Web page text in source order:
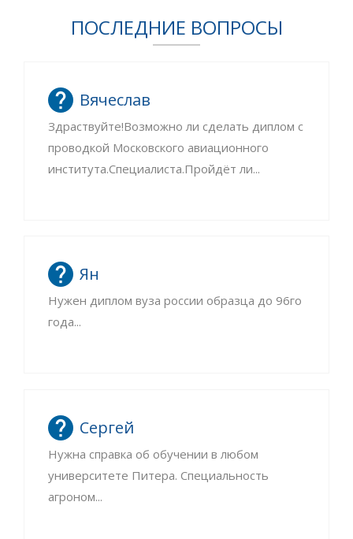
ПОСЛЕДНИЕ ВОПРОСЫ
Вячеслав
Здраствуйте!Возможно ли сделать диплом с
проводкой Московского авиационного
института.Специалиста.Пройдёт ли...
Ян
Нужен диплом вуза россии образца до 96го
года...
Сергей
Нужна справка об обучении в любом
университете Питера. Специальность
агроном...